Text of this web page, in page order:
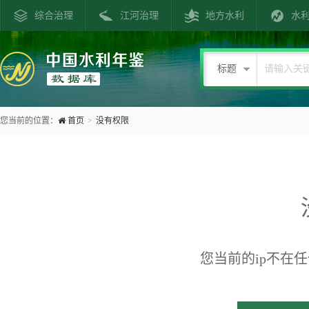
综合治理 江河治理 地方水利 水
标题
您当前的位置： 首页 > 没有权限
您当前的ip不在